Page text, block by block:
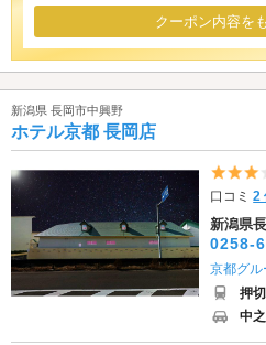
クーポン内容を
新潟県 長岡市中興野
ホテル京都 長岡店
口コミ2
新潟県
0258-
京都グル
押
中